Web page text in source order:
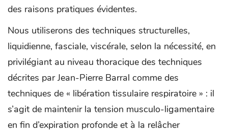
des raisons pratiques évidentes.
Nous utiliserons des techniques structurelles,
liquidienne, fasciale, viscérale, selon la nécessité, en
privilégiant au niveau thoracique des techniques
décrites par Jean-Pierre Barral comme des
techniques de « libération tissulaire respiratoire » : il
s’agit de maintenir la tension musculo-ligamentaire
en fin d’expiration profonde et à la relâcher